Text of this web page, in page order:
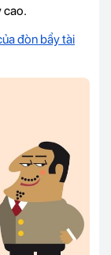
cao.
đòn bẩy tài